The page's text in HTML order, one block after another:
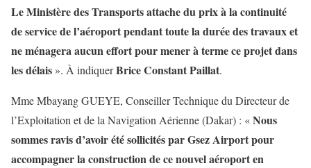
Le Ministère des Transports attache du prix à la continuité
de service de l’aéroport pendant toute la durée des travaux et
ne ménagera aucun effort pour mener à terme ce projet dans
les délais ». À indiquerBrice Constant Paillat.
Mme Mbayang GUEYE, Conseiller Technique du Directeur de
l’Exploitation et de la Navigation Aérienne (Dakar) : «Nous
sommes ravis d’avoir été sollicités par Gsez Airport pour
accompagner la construction de ce nouvel aéroport en